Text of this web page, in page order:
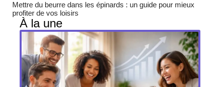
Mettre du beurre dans les épinards : un guide pour mieux
profiter de vos loisirs
À la une